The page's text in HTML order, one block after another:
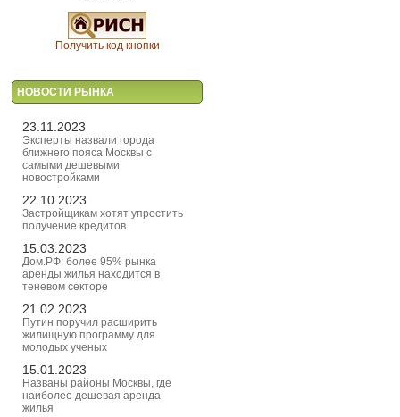
Получить код кнопки
НОВОСТИ РЫНКА
23.11.2023
Эксперты назвали города
ближнего пояса Москвы с
самыми дешевыми
новостройками
22.10.2023
Застройщикам хотят упростить
получение кредитов
15.03.2023
Дом.РФ: более 95% рынка
аренды жилья находится в
теневом секторе
21.02.2023
Путин поручил расширить
жилищную программу для
молодых ученых
15.01.2023
Названы районы Москвы, где
наиболее дешевая аренда
жилья